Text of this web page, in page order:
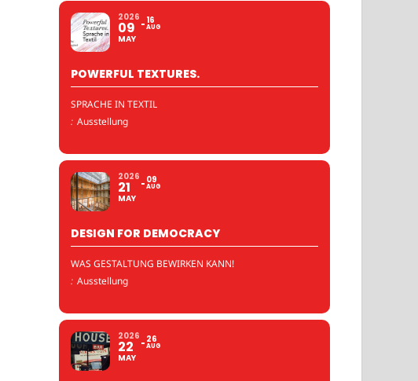
2026
09
MAY
16
AUG
POWERFUL TEXTURES.
SPRACHE IN TEXTIL
: Ausstellung
2026
21
MAY
09
AUG
DESIGN FOR DEMOCRACY
WAS GESTALTUNG BEWIRKEN KANN!
: Ausstellung
2026
22
MAY
26
AUG